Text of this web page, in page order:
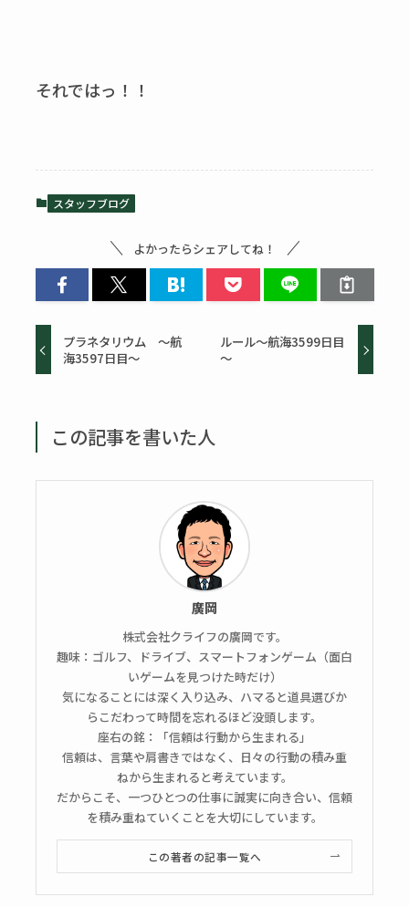
それではっ！！
スタッフブログ
よかったらシェアしてね！
プラネタリウム ～航
海3597日目～
ルール～航海3599日目
～
この記事を書いた人
廣岡
株式会社クライフの廣岡です。
趣味：ゴルフ、ドライブ、スマートフォンゲーム（面白
いゲームを見つけた時だけ）
気になることには深く入り込み、ハマると道具選びか
らこだわって時間を忘れるほど没頭します。
座右の銘：「信頼は行動から生まれる」
信頼は、言葉や肩書きではなく、日々の行動の積み重
ねから生まれると考えています。
だからこそ、一つひとつの仕事に誠実に向き合い、信頼
を積み重ねていくことを大切にしています。
この著者の記事一覧へ